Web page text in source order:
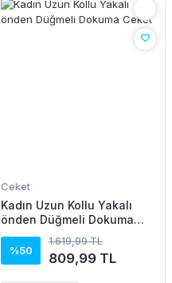
Ceket
Kadın Uzun Kollu Yakalı
önden Düğmeli Dokuma
Ceket
%50
1.619,99 TL
809,99 TL